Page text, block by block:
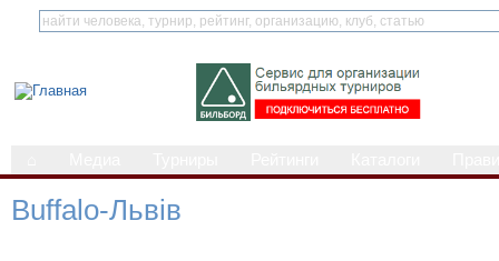
Buffalo-Львів